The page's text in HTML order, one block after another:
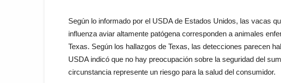
Según lo informado por el USDA de Estados Unidos, las vacas
influenza aviar altamente patógena corresponden a animales
Texas. Según los hallazgos de Texas, las detecciones parecen
USDA indicó que no hay preocupación sobre la seguridad del
circunstancia represente un riesgo para la salud del consumidor.